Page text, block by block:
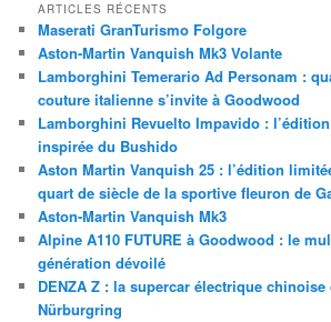
ARTICLES RÉCENTS
Maserati GranTurismo Folgore
Aston-Martin Vanquish Mk3 Volante
Lamborghini Temerario Ad Personam :
couture italienne s’invite à Goodwood
Lamborghini Revuelto Impavido :
inspirée du Bushido
Aston Martin Vanquish 25 : l’édition
quart de siècle de la sportive fleuron de
Aston-Martin Vanquish Mk3
Alpine A110 FUTURE à Goodwood : le
génération dévoilé
DENZA Z : la supercar électrique
Nürburgring